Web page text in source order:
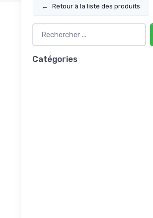
← Retour à la liste des produits
Catégories